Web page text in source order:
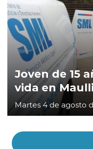
Joven de 15
vida en
Martes 4 de agosto